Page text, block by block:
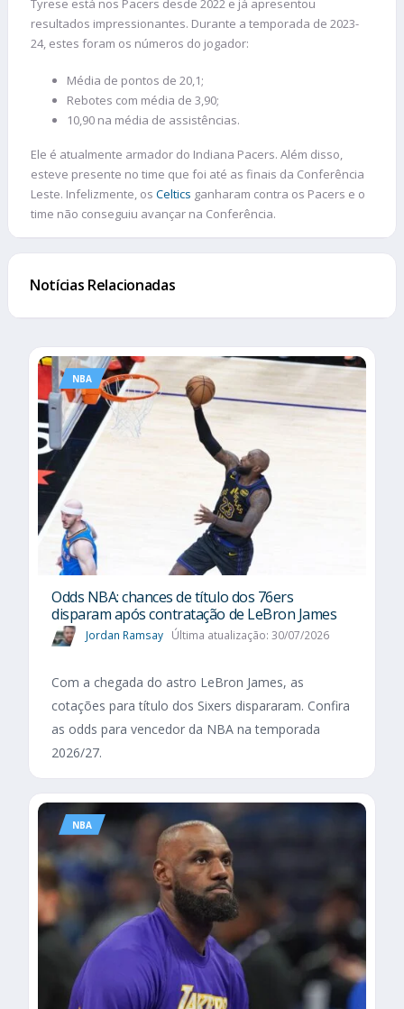
Tyrese está nos Pacers desde 2022 e já apresentou
resultados impressionantes. Durante a temporada de 2023-
24, estes foram os números do jogador:
Média de pontos de 20,1;
Rebotes com média de 3,90;
10,90 na média de assistências.
Ele é atualmente armador do Indiana Pacers. Além disso,
esteve presente no time que foi até as finais da Conferência
Leste. Infelizmente, os Celtics ganharam contra os Pacers e o
time não conseguiu avançar na Conferência.
Notícias Relacionadas
NBA
Odds NBA: chances de título dos 76ers
disparam após contratação de LeBron James
Jordan Ramsay Última atualização: 30/07/2026
Com a chegada do astro LeBron James, as
cotações para título dos Sixers dispararam. Confira
as odds para vencedor da NBA na temporada
2026/27.
NBA